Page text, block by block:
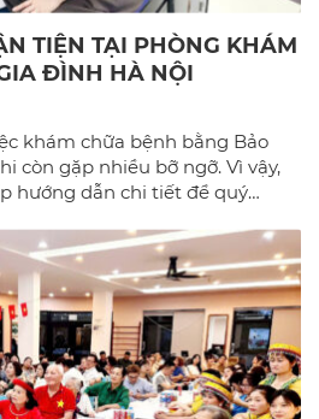
TIỆN TẠI PHÒNG KHÁM
ĐÌNH HÀ NỘI
khám chữa bệnh bằng Bảo
còn gặp nhiều bỡ ngỡ. Vì vậy,
hướng dẫn chi tiết để quý
đa khoa Bác sĩ gia đình hà